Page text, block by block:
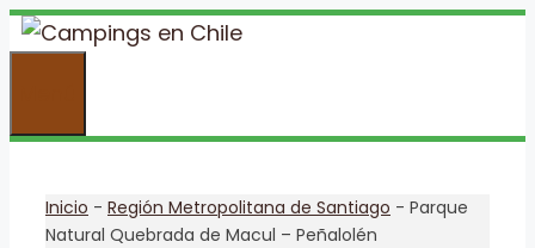
Saltar
al
Inicio - Región Metropolitana de Santiago - Parque
Natural Quebrada de Macul – Peñalolén